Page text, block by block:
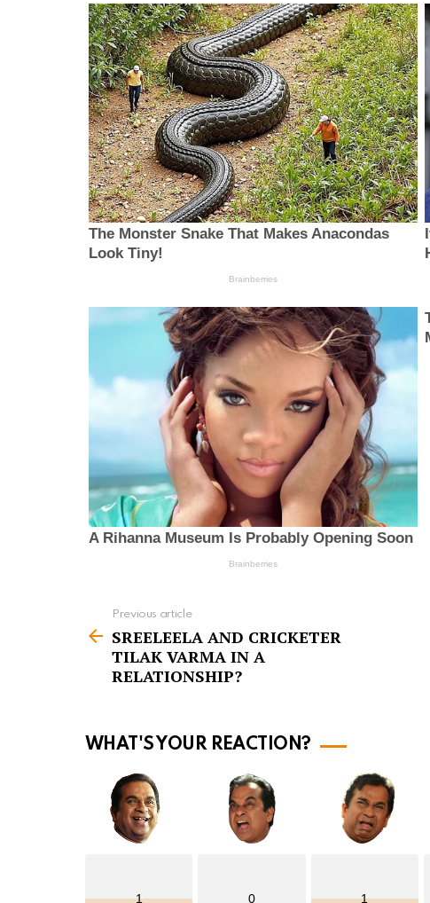
e
r
Previous article
SREELEELA AND CRICKETER
TILAK VARMA IN A
RELATIONSHIP?
WHAT'S YOUR REACTION?
1 0 1